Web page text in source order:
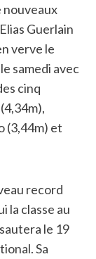
nouveaux
Guerlain
verve le
samedi avec
cinq
(3,44m) et
record
la classe au
le 19
Sa